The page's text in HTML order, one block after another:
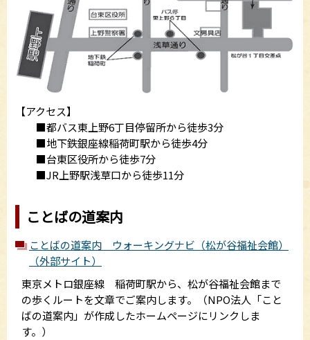
【アクセス】
■都バス東上野6丁目停留所から徒歩3分
■地下鉄銀座線稲荷町駅から徒歩4分
■台東区役所から徒歩7分
■JR上野駅浅草口から徒歩11分
ことばの道案内
ことばの道案内 ウォーキングナビ（松が谷福祉会館）
（外部サイト）
東京メトロ銀座線 稲荷町駅から、松が谷福祉会館まで
の歩くルートを文章でご案内します。（NPO法人「こと
ばの道案内」が作成したホームページにリンクしま
す。）